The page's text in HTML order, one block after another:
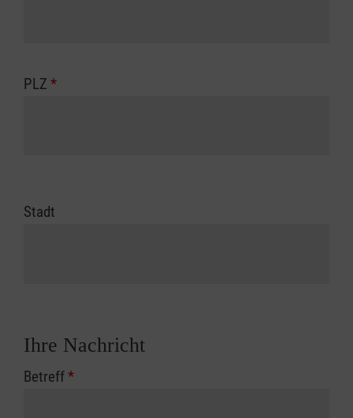
PLZ *
Stadt
Ihre Nachricht
Betreff*